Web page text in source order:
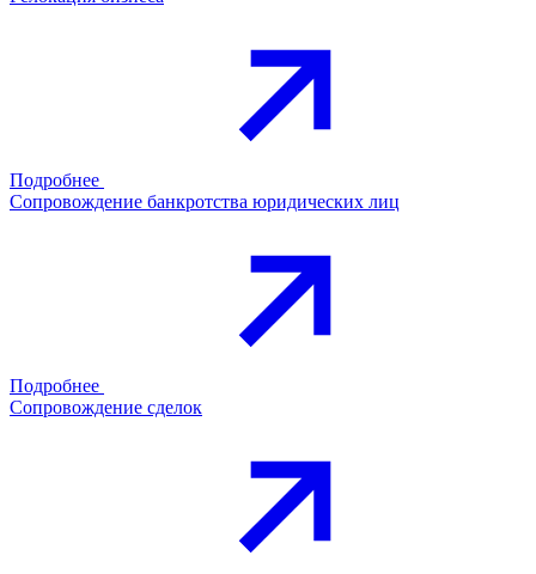
Подробнее
Сопровождение банкротства юридических лиц
Подробнее
Сопровождение сделок